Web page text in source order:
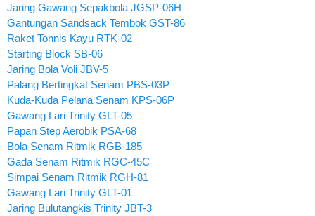
Jaring Gawang Sepakbola JGSP-06H
Gantungan Sandsack Tembok GST-86
Raket Tonnis Kayu RTK-02
Starting Block SB-06
Jaring Bola Voli JBV-5
Palang Bertingkat Senam PBS-03P
Kuda-Kuda Pelana Senam KPS-06P
Gawang Lari Trinity GLT-05
Papan Step Aerobik PSA-68
Bola Senam Ritmik RGB-185
Gada Senam Ritmik RGC-45C
Simpai Senam Ritmik RGH-81
Gawang Lari Trinity GLT-01
Jaring Bulutangkis Trinity JBT-3